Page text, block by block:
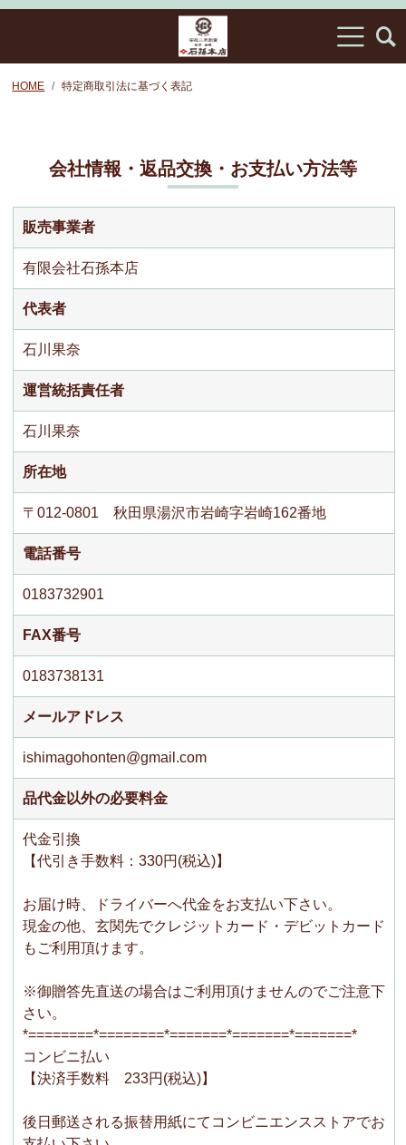
HOME 特定商取引法に基づく表記
会社情報・返品交換・お支払い方法等
販売事業者
有限会社石孫本店
代表者
石川果奈
運営統括責任者
石川果奈
所在地
〒012-0801 秋田県湯沢市岩崎字岩崎162番地
電話番号
0183732901
FAX番号
0183738131
メールアドレス
ishimagohonten@gmail.com
品代金以外の必要料金
代金引換
【代引き手数料：330円(税込)】
お届け時、ドライバーへ代金をお支払い下さい。
現金の他、玄関先でクレジットカード・デビットカード
もご利用頂けます。
※御贈答先直送の場合はご利用頂けませんのでご注意下
さい。
*========*========*=======*=======*=======*
コンビニ払い
【決済手数料 233円(税込)】
後日郵送される振替用紙にてコンビニエンスストアでお